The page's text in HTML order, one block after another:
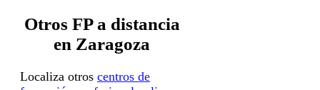
Otros FP a distancia
en Zaragoza
Localiza otros centros de